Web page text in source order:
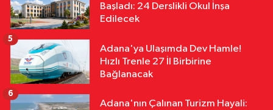
Başladı: 24 Derslikli Okul İnşa
Edilecek
Adana'ya Ulaşımda Dev Hamle!
Hızlı Trenle 27 İl Birbirine
Bağlanacak
5
Adana'nın Çalınan Turizm Hayali:
6